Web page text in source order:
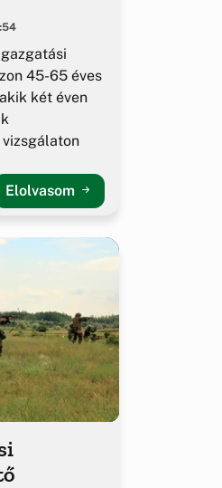
45-65 éves
két éven
Elolvasom